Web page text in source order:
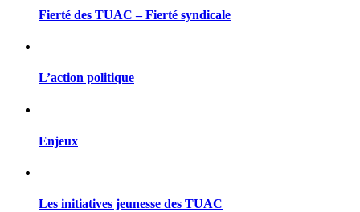
Fierté des TUAC – Fierté syndicale
L’action politique
Enjeux
Les initiatives jeunesse des TUAC